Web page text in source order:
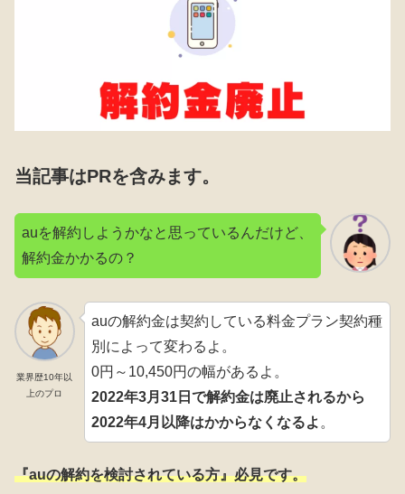
当記事はPRを含みます。
auを解約しようかなと思っているんだけど、
解約金かかるの？
業界歴10年以
上のプロ
auの解約金は契約している料金プラン契約種
別によって変わるよ。
0円～10,450円の幅があるよ。
2022年3月31日で解約金は廃止されるから
2022年4月以降はかからなくなるよ 。
『auの解約を検討されている方』必見です。